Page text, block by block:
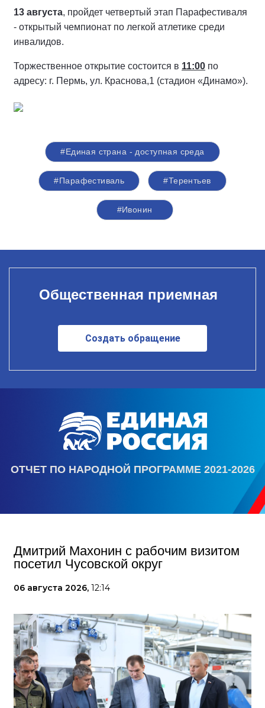
13 августа, пройдет четвертый этап Парафестиваля
- открытый чемпионат по легкой атлетике среди
инвалидов.
Торжественное открытие состоится в 11:00 по
адресу: г. Пермь, ул. Краснова,1 (стадион «Динамо»).
#Единая страна - доступная среда
#Парафестиваль #Терентьев
#Ивонин
Общественная приемная
Создать обращение
ОТЧЕТ ПО НАРОДНОЙ ПРОГРАММЕ 2021-2026
Дмитрий Махонин с рабочим визитом
посетил Чусовской округ
06 августа 2026, 12:14